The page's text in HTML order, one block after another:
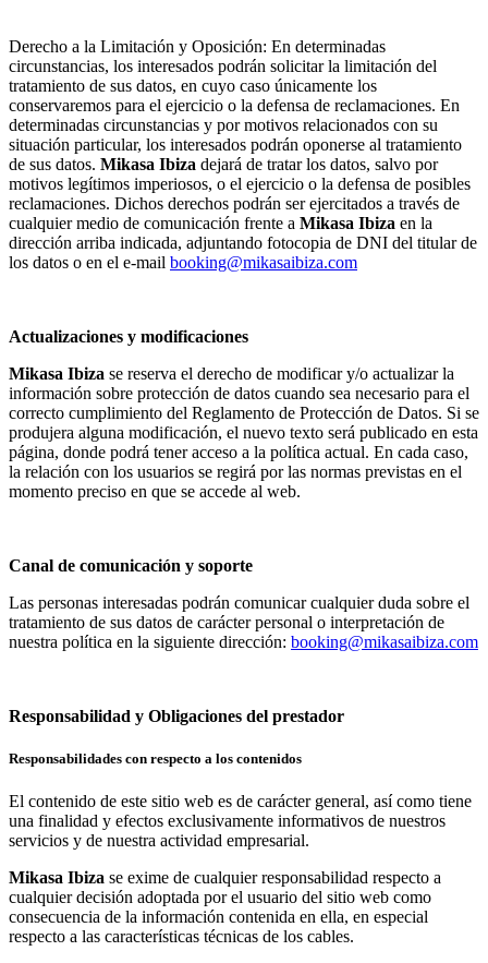
Derecho a la Limitación y Oposición: En determinadas
circunstancias, los interesados podrán solicitar la limitación del
tratamiento de sus datos, en cuyo caso únicamente los
conservaremos para el ejercicio o la defensa de reclamaciones. En
determinadas circunstancias y por motivos relacionados con su
situación particular, los interesados podrán oponerse al tratamiento
de sus datos. Mikasa Ibiza dejará de tratar los datos, salvo por
motivos legítimos imperiosos, o el ejercicio o la defensa de posibles
reclamaciones. Dichos derechos podrán ser ejercitados a través de
cualquier medio de comunicación frente a Mikasa Ibiza en la
dirección arriba indicada, adjuntando fotocopia de DNI del titular de
los datos o en el e-mail booking@mikasaibiza.com
Actualizaciones y modificaciones
Mikasa Ibiza se reserva el derecho de modificar y/o actualizar la
información sobre protección de datos cuando sea necesario para el
correcto cumplimiento del Reglamento de Protección de Datos. Si se
produjera alguna modificación, el nuevo texto será publicado en esta
página, donde podrá tener acceso a la política actual. En cada caso,
la relación con los usuarios se regirá por las normas previstas en el
momento preciso en que se accede al web.
Canal de comunicación y soporte
Las personas interesadas podrán comunicar cualquier duda sobre el
tratamiento de sus datos de carácter personal o interpretación de
nuestra política en la siguiente dirección: booking@mikasaibiza.com
Responsabilidad y Obligaciones del prestador
Responsabilidades con respecto a los contenidos
El contenido de este sitio web es de carácter general, así como tiene
una finalidad y efectos exclusivamente informativos de nuestros
servicios y de nuestra actividad empresarial.
Mikasa Ibiza se exime de cualquier responsabilidad respecto a
cualquier decisión adoptada por el usuario del sitio web como
consecuencia de la información contenida en ella, en especial
respecto a las características técnicas de los cables.